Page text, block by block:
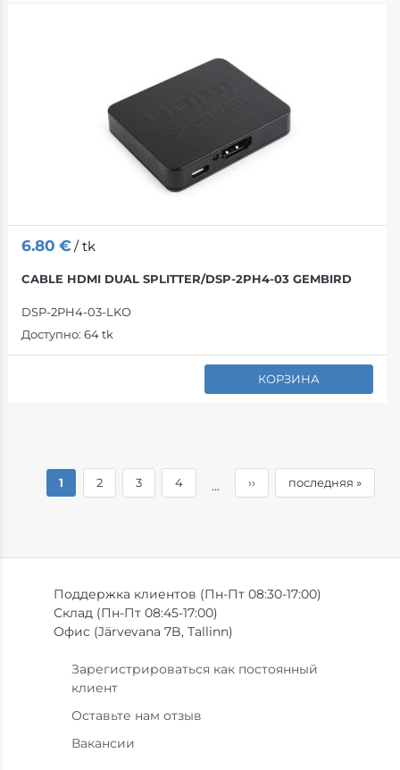
6.80 €/ tk
CABLE HDMI DUAL SPLITTER/DSP-2PH4-03 GEMBIRD
DSP-2PH4-03-LKO
Доступно: 64 tk
КОРЗИНА
Нумерация
текущая
страница
1 страница
2 страница
3 страница
4 …
следующая
страница
››
последняя
страница
последняя »
Поддержка клиентов (Пн-Пт 08:30-17:00)
Склад (Пн-Пт 08:45-17:00)
Офис (Järvevana 7B, Tallinn)
Зарегистрироваться как постоянный
клиент
Оставьте нам отзыв
Вакансии